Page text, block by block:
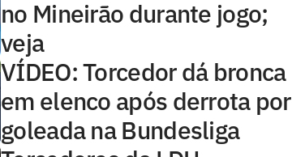
no Mineirão durante jogo;
veja
VÍDEO: Torcedor dá bronca
em elenco após derrota por
goleada na Bundesliga